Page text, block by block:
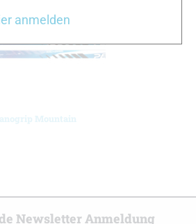
Mountain
Newsletter Anmeldung
anmelden